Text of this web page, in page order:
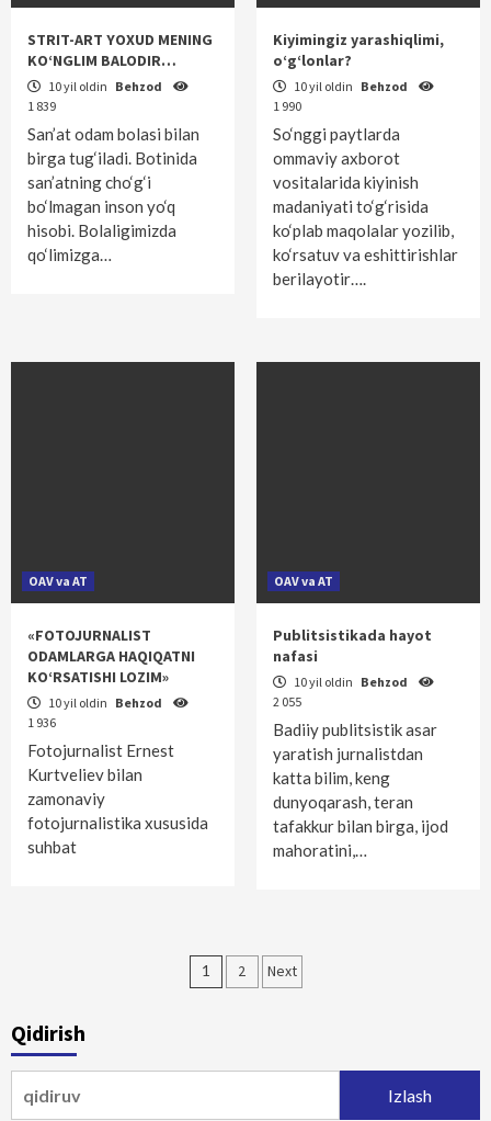
STRIT-ART YOXUD MENING
KO‘NGLIM BALODIR…
10 yil oldin Behzod
1 839
San’at odam bolasi bilan
birga tug‘iladi. Botinida
san’atning cho‘g‘i
bo‘lmagan inson yo‘q
hisobi. Bolaligimizda
qo‘limizga…
Kiyimingiz yarashiqlimi,
o‘g‘lonlar?
10 yil oldin Behzod
1 990
So‘nggi paytlarda
ommaviy axborot
vositalarida kiyinish
madaniyati to‘g‘risida
ko‘plab maqolalar yozilib,
ko‘rsatuv va eshittirishlar
berilayotir….
OAV va AT
«FOTOJURNALIST
ODAMLARGA HAQIQATNI
KO‘RSATISHI LOZIM»
10 yil oldin Behzod
1 936
Fotojurnalist Ernest
Kurtveliev bilan
zamonaviy
fotojurnalistika xususida
suhbat
OAV va AT
Publitsistikada hayot
nafasi
10 yil oldin Behzod
2 055
Badiiy publitsistik asar
yaratish jurnalistdan
katta bilim, keng
dunyoqarash, teran
tafakkur bilan birga, ijod
mahoratini,…
Maqolalar
1 2 Next
Qidirish